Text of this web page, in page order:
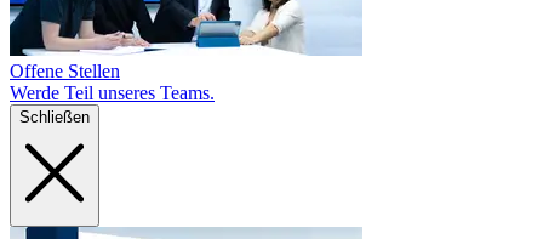
Offene Stellen
Werde Teil unseres Teams.
Schließen